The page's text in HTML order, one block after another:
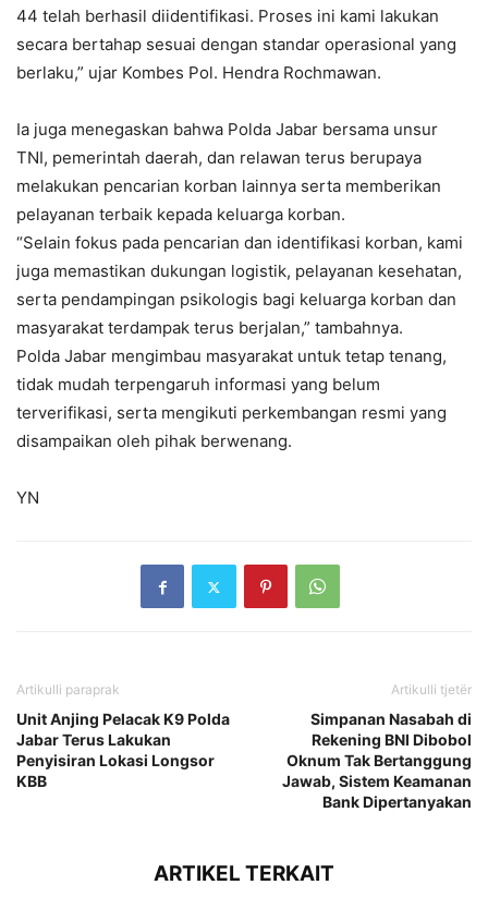
44 telah berhasil diidentifikasi. Proses ini kami lakukan
secara bertahap sesuai dengan standar operasional yang
berlaku,” ujar Kombes Pol. Hendra Rochmawan.
Ia juga menegaskan bahwa Polda Jabar bersama unsur
TNI, pemerintah daerah, dan relawan terus berupaya
melakukan pencarian korban lainnya serta memberikan
pelayanan terbaik kepada keluarga korban.
“Selain fokus pada pencarian dan identifikasi korban, kami
juga memastikan dukungan logistik, pelayanan kesehatan,
serta pendampingan psikologis bagi keluarga korban dan
masyarakat terdampak terus berjalan,” tambahnya.
Polda Jabar mengimbau masyarakat untuk tetap tenang,
tidak mudah terpengaruh informasi yang belum
terverifikasi, serta mengikuti perkembangan resmi yang
disampaikan oleh pihak berwenang.
YN
Artikulli paraprak
Unit Anjing Pelacak K9 Polda
Jabar Terus Lakukan
Penyisiran Lokasi Longsor
KBB
Artikulli tjetër
Simpanan Nasabah di
Rekening BNI Dibobol
Oknum Tak Bertanggung
Jawab, Sistem Keamanan
Bank Dipertanyakan
ARTIKEL TERKAIT